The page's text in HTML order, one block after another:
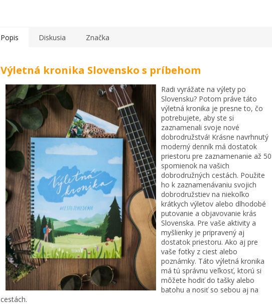
Popis Diskusia Značka
Výletná kronika Slovensko s príbehom
Radi vyrážate na výlety po
Slovensku? Potom práve táto
výletná kronika je presne to, čo
potrebujete, aby ste si
zaznamenali svoje nové
dobrodružstvá! Krásne navrhnutý
moderný denník má dostatok
priestoru pre zaznamenanie až 50
spomienok na vašich
dobrodružných cestách. Použite
ho k zaznamenávaniu svojich
dobrodružstiev na niekoľko
krátkych výletov alebo dlhodobé
putovanie a objavovanie krás
Slovenska. Pre vaše aktivity a
myšlienky je pripravený aj
dostatok priestoru. Ako aj pre
vaše fotky z ciest alebo
poznámky. Táto výletná kronika
má tú správnu veľkosť, ktorú si
môžete hodiť do tašky alebo
batohu a nosiť so sebou aj na
cestách.